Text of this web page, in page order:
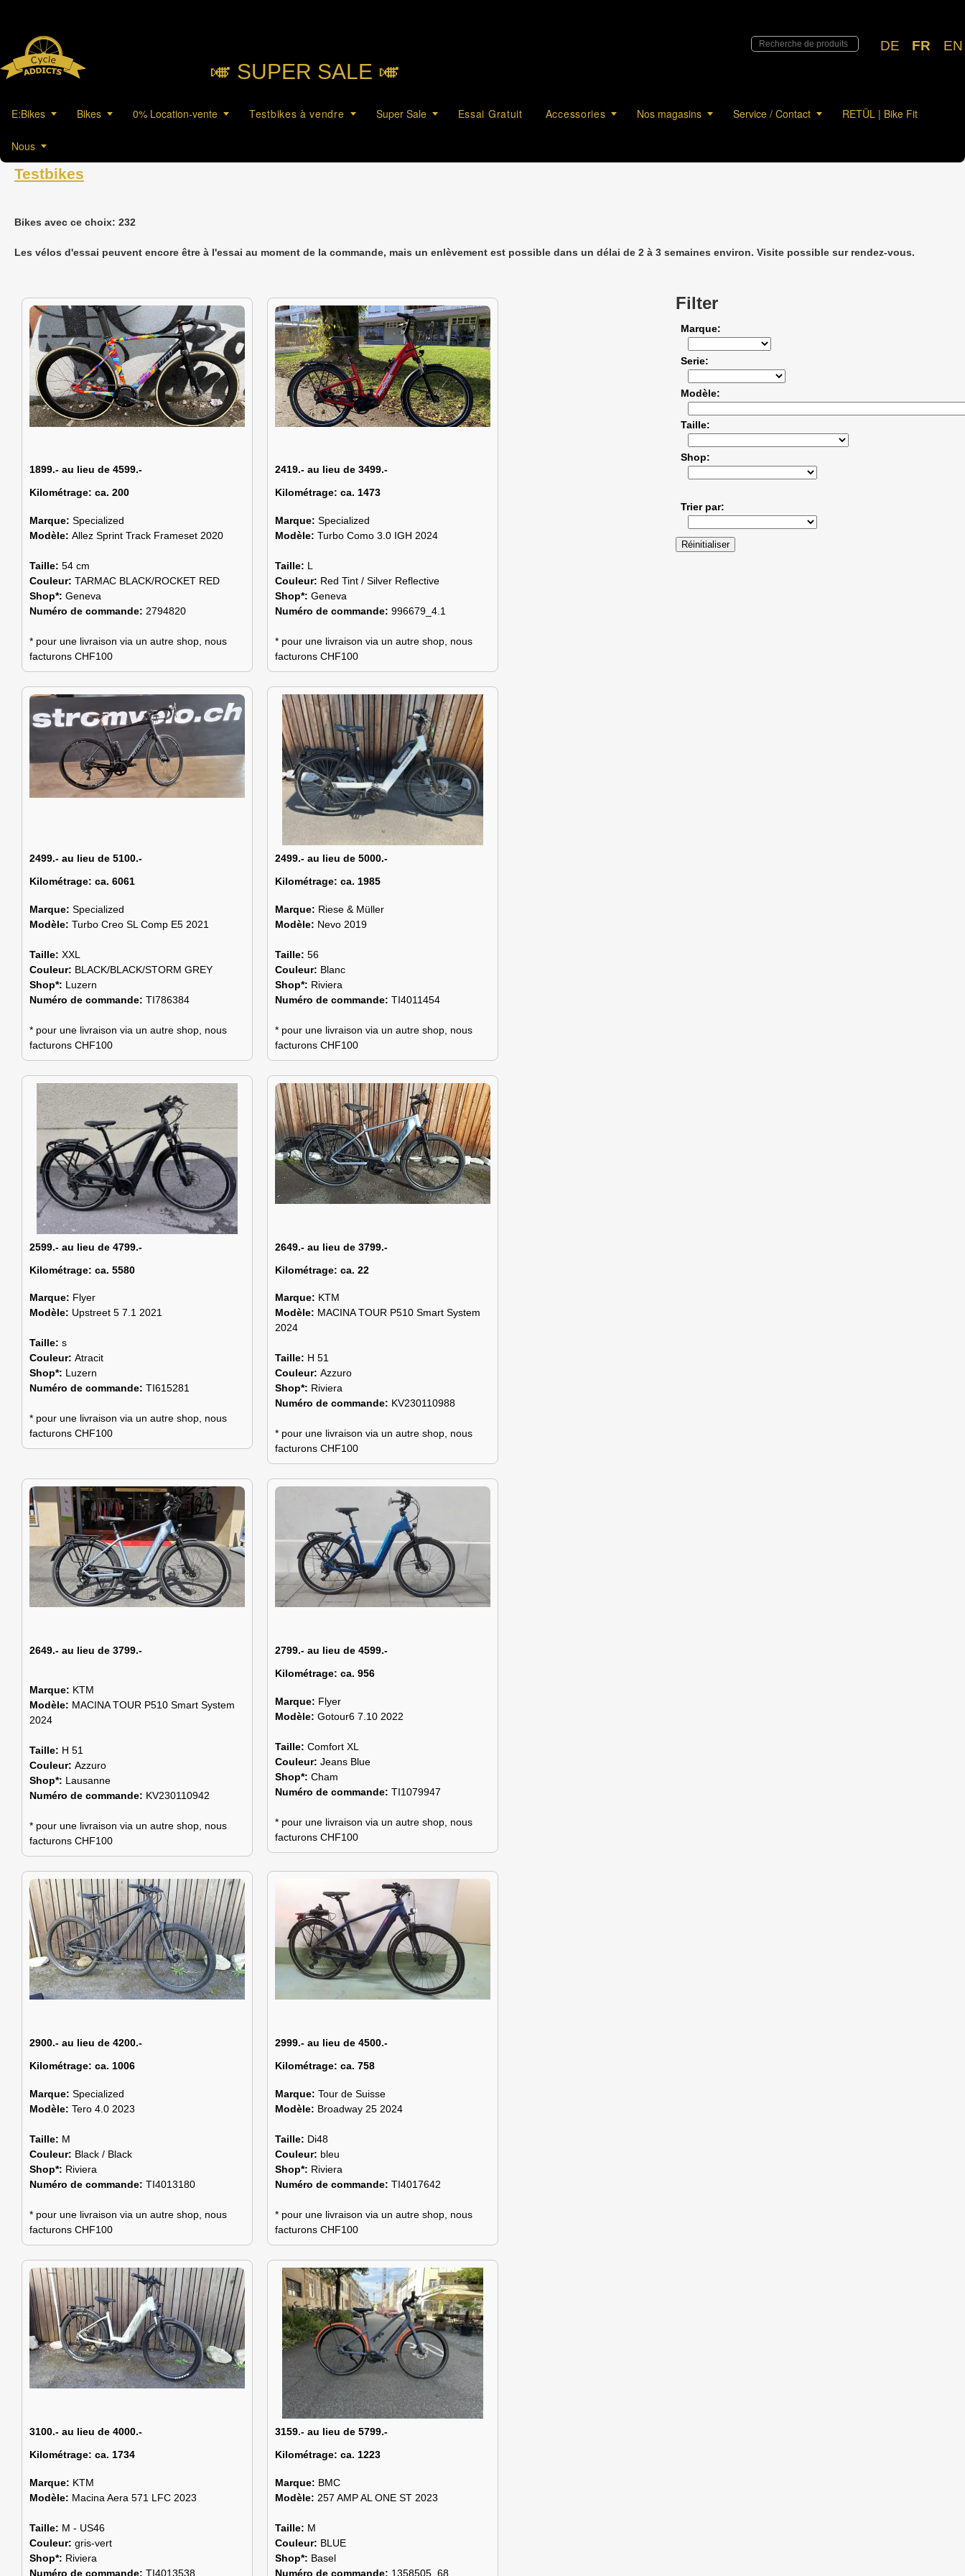
DE FR EN
🎺︎ SUPER SALE 🎺︎
E:Bikes Bikes 0% Location-vente Testbikes à vendre Super Sale Essai Gratuit Accessories Nos magasins Service / Contact RETÜL | Bike Fit
Nous
Testbikes
Bikes avec ce choix: 232
Les vélos d'essai peuvent encore être à l'essai au moment de la commande, mais un enlèvement est possible dans un délai de 2 à 3 semaines environ. Visite possible sur rendez-vous.
1899.- au lieu de 4599.-
Kilométrage: ca. 200
Marque: Specialized
Modèle: Allez Sprint Track Frameset 2020
Taille: 54 cm
Couleur: TARMAC BLACK/ROCKET RED
Shop*: Geneva
Numéro de commande: 2794820
* pour une livraison via un autre shop, nous
facturons CHF100
2419.- au lieu de 3499.-
Kilométrage: ca. 1473
Marque: Specialized
Modèle: Turbo Como 3.0 IGH 2024
Taille: L
Couleur: Red Tint / Silver Reflective
Shop*: Geneva
Numéro de commande: 996679_4.1
* pour une livraison via un autre shop, nous
facturons CHF100
2499.- au lieu de 5100.-
Kilométrage: ca. 6061
Marque: Specialized
Modèle: Turbo Creo SL Comp E5 2021
Taille: XXL
Couleur: BLACK/BLACK/STORM GREY
Shop*: Luzern
Numéro de commande: TI786384
* pour une livraison via un autre shop, nous
facturons CHF100
2499.- au lieu de 5000.-
Kilométrage: ca. 1985
Marque: Riese & Müller
Modèle: Nevo 2019
Taille: 56
Couleur: Blanc
Shop*: Riviera
Numéro de commande: TI4011454
* pour une livraison via un autre shop, nous
facturons CHF100
2599.- au lieu de 4799.-
Kilométrage: ca. 5580
Marque: Flyer
Modèle: Upstreet 5 7.1 2021
Taille: s
Couleur: Atracit
Shop*: Luzern
Numéro de commande: TI615281
* pour une livraison via un autre shop, nous
facturons CHF100
2649.- au lieu de 3799.-
Kilométrage: ca. 22
Marque: KTM
Modèle: MACINA TOUR P510 Smart System
2024
Taille: H 51
Couleur: Azzuro
Shop*: Riviera
Numéro de commande: KV230110988
* pour une livraison via un autre shop, nous
facturons CHF100
2649.- au lieu de 3799.-
Marque: KTM
Modèle: MACINA TOUR P510 Smart System
2024
Taille: H 51
Couleur: Azzuro
Shop*: Lausanne
Numéro de commande: KV230110942
* pour une livraison via un autre shop, nous
facturons CHF100
2799.- au lieu de 4599.-
Kilométrage: ca. 956
Marque: Flyer
Modèle: Gotour6 7.10 2022
Taille: Comfort XL
Couleur: Jeans Blue
Shop*: Cham
Numéro de commande: TI1079947
* pour une livraison via un autre shop, nous
facturons CHF100
2900.- au lieu de 4200.-
Kilométrage: ca. 1006
Marque: Specialized
Modèle: Tero 4.0 2023
Taille: M
Couleur: Black / Black
Shop*: Riviera
Numéro de commande: TI4013180
* pour une livraison via un autre shop, nous
facturons CHF100
2999.- au lieu de 4500.-
Kilométrage: ca. 758
Marque: Tour de Suisse
Modèle: Broadway 25 2024
Taille: Di48
Couleur: bleu
Shop*: Riviera
Numéro de commande: TI4017642
* pour une livraison via un autre shop, nous
facturons CHF100
3100.- au lieu de 4000.-
Kilométrage: ca. 1734
Marque: KTM
Modèle: Macina Aera 571 LFC 2023
Taille: M - US46
Couleur: gris-vert
Shop*: Riviera
Numéro de commande: TI4013538
3159.- au lieu de 5799.-
Kilométrage: ca. 1223
Marque: BMC
Modèle: 257 AMP AL ONE ST 2023
Taille: M
Couleur: BLUE
Shop*: Basel
Numéro de commande: 1358505_68
Filter
Marque
Serie
Modèle
Taille
Shop
Trier par